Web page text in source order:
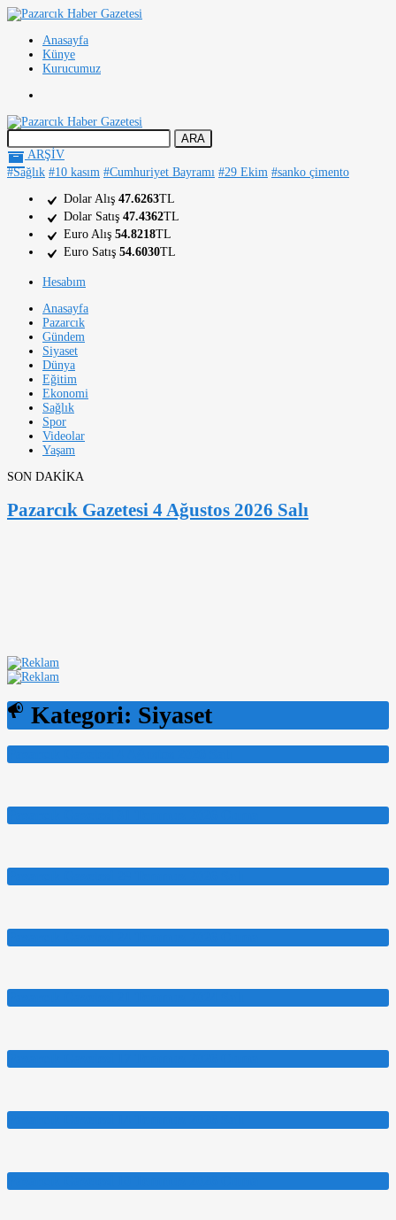
Anasayfa
Künye
Kurucumuz
ARŞİV
#Sağlık #10 kasım #Cumhuriyet Bayramı #29 Ekim #sanko çimento
Dolar Alış 47.6263TL
Dolar Satış 47.4362TL
Euro Alış 54.8218TL
Euro Satış 54.6030TL
Hesabım
Anasayfa
Pazarcık
Gündem
Siyaset
Dünya
Eğitim
Ekonomi
Sağlık
Spor
Videolar
Yaşam
SON DAKİKA
Pazarcık Gazetesi 4 Ağustos 2026 Salı
Kategori: Siyaset